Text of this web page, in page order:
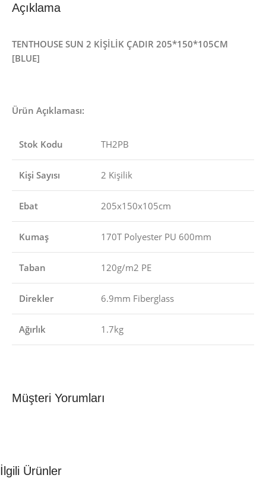
Açıklama
TENTHOUSE SUN 2 KİŞİLİK ÇADIR 205*150*105CM
[BLUE]
Ürün Açıklaması:
Stok Kodu TH2PB
Kişi Sayısı 2 Kişilik
Ebat 205x150x105cm
Kumaş 170T Polyester PU 600mm
Taban 120g/m2 PE
Direkler 6.9mm Fiberglass
Ağırlık 1.7kg
Müşteri Yorumları
İlgili Ürünler